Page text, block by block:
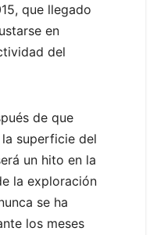
que llegado
en
del
de que
superficie del
un hito en la
la exploración
se ha
los meses